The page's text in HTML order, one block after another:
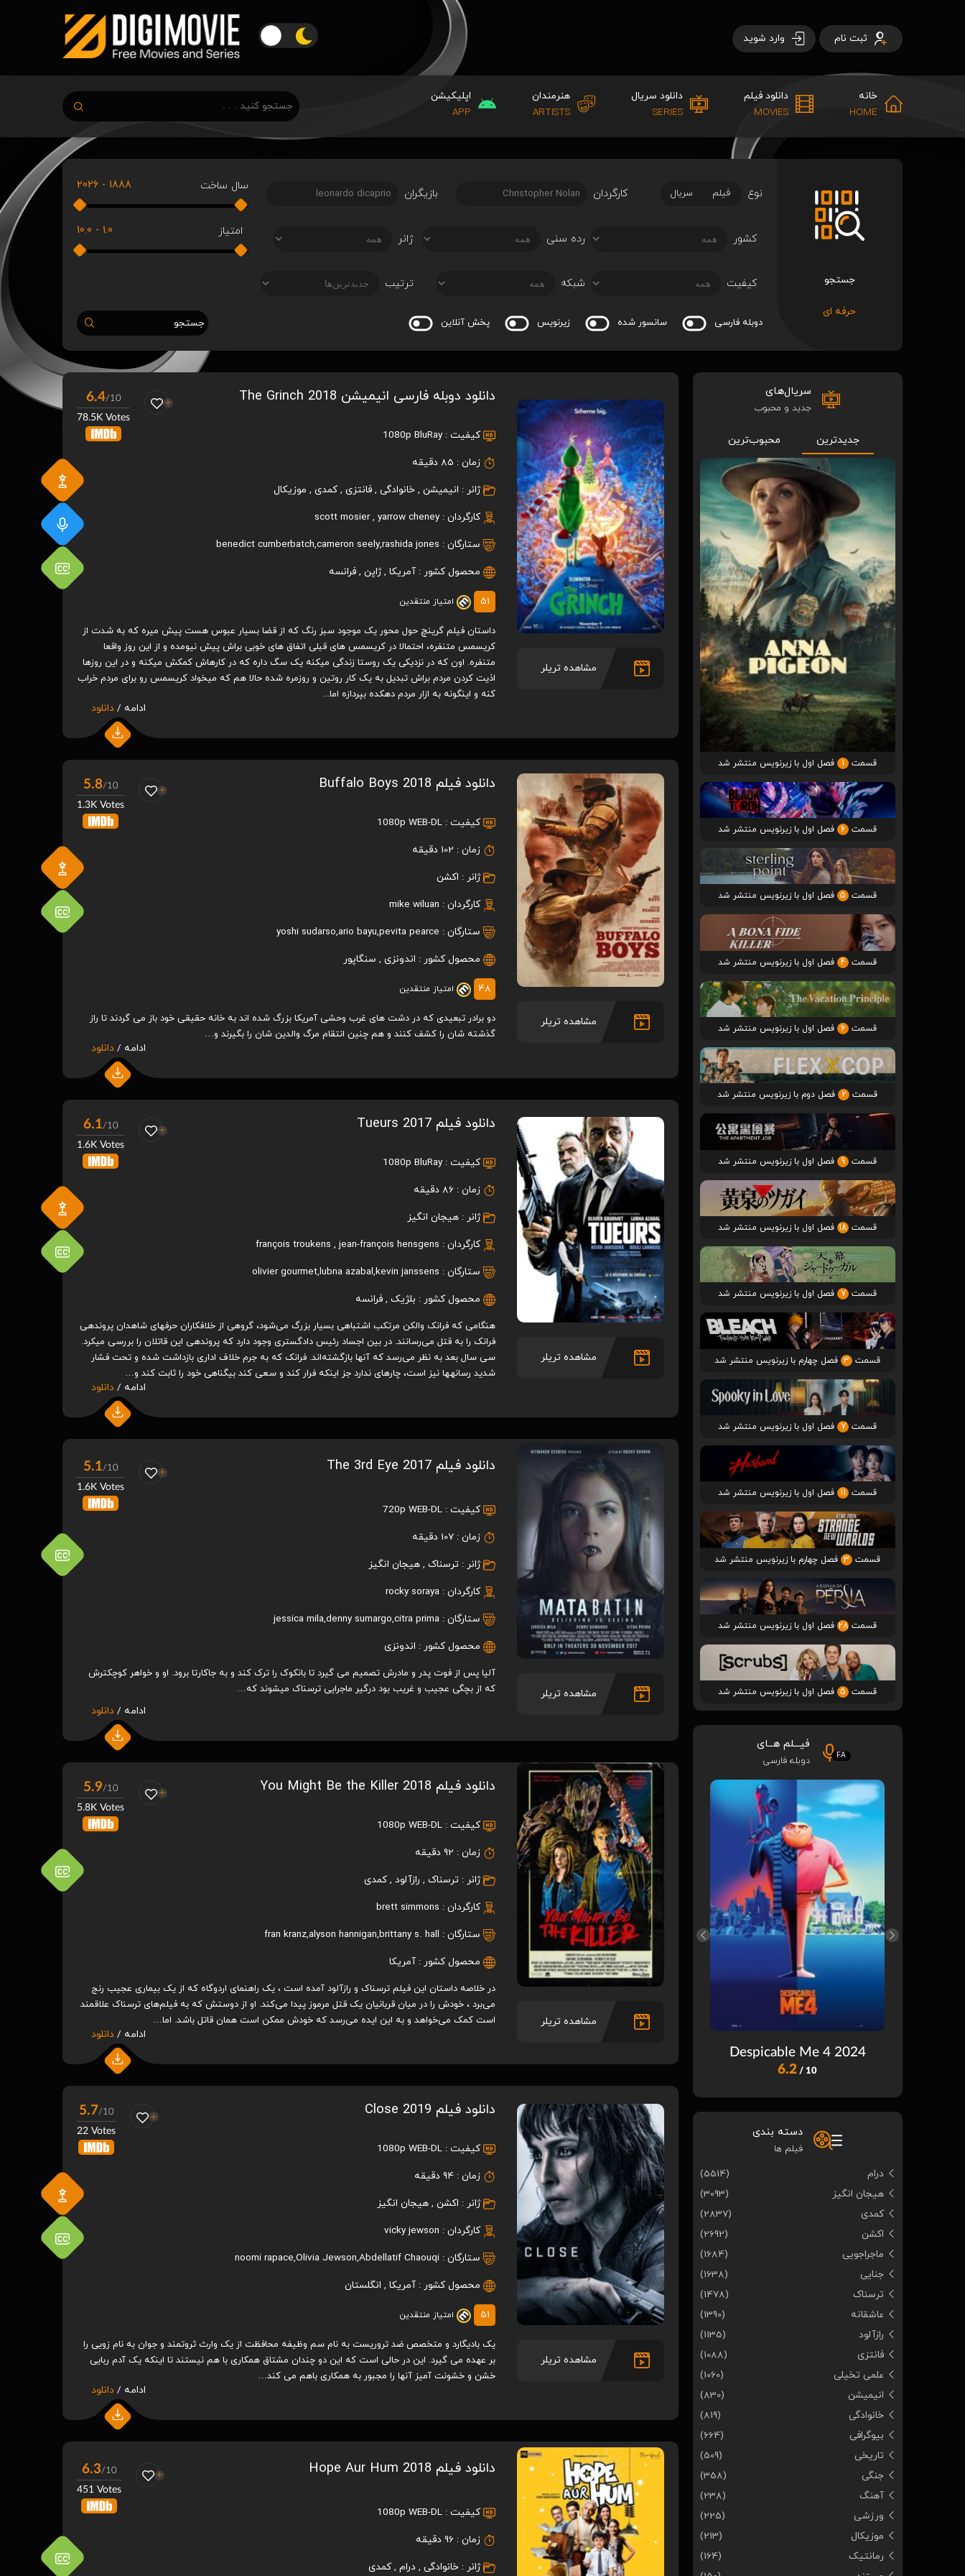
ثبت نام وارد شوید
خانه
HOME
دانلود فیلم
MOVIES
دانلود سریال
SERIES
هنرمندان
ARTISTS
اپلیکیشن
APP
جستجو
حرفه ای
نوع فیلم سریال کارگردان بازیگران
سال ساخت 1888
-
2026
کشور رده سنی ژانر
امتیاز 1.0
-
10.0
کیفیت شبکه ترتیب
دوبله فارسی سانسور شده زیرنویس پخش آنلاین جستجو
مشاهده تریلر
6.4/10
78.5K Votes
دانلود دوبله فارسی انیمیشن The Grinch 2018
کیفیت : 1080p BluRay
زمان : 85 دقیقه
ژانر : انیمیشن, خانوادگی, فانتزی, کمدی, موزیکال
کارگردان :
scott mosier,yarrow cheney
ستارگان :
benedict cumberbatch,cameron seely,rashida jones
محصول کشور : آمریکا, ژاپن, فرانسه
51 امتیاز منتقدین
داستان فیلم گرینچ حول محور یک موجود سبز رنگ که از قضا بسیار عبوس هست پیش میره که به شدت از
کریسمس متنفره، احتمالا در کریسمس های قبلی اتفاق های خوبی براش پیش نیومده و از این روز واقعا
متنفره. اون که در نزدیکی یک روستا زندگی میکنه یک سگ داره که در کارهاش کمکش میکنه و در این روزها
اذیت کردن مردم براش تبدیل به یک کار روتین و روزمره شده حالا هم که میخواد کریسمس رو برای مردم خراب
کنه و اینگونه به ازار مردم دهکده بپردازه اما...
ادامه / دانلود
مشاهده تریلر
5.8/10
1.3K Votes
دانلود فیلم Buffalo Boys 2018
کیفیت : 1080p WEB-DL
زمان : 102 دقیقه
ژانر : اکشن
کارگردان : mike wiluan
ستارگان :
yoshi sudarso,ario bayu,pevita pearce
محصول کشور : اندونزی, سنگاپور
48 امتیاز منتقدین
دو برادر تبعیدی که در دشت های غرب وحشی آمریکا بزرگ شده اند به خانه حقیقی خود باز می گردند تا راز
گذشته شان را کشف کنند و هم چنین انتقام مرگ والدین شان را بگیرند و…
ادامه / دانلود
مشاهده تریلر
6.1/10
1.6K Votes
دانلود فیلم Tueurs 2017
کیفیت : 1080p BluRay
زمان : 86 دقیقه
ژانر : هیجان انگیز
کارگردان :
françois troukens ,jean-françois hensgens
ستارگان :
olivier gourmet,lubna azabal,kevin janssens
محصول کشور : بلژیک, فرانسه
هنگامی که فرانک والکن مرتکب اشتباهی بسیار بزرگ می‌شود، گروهی از خلافکاران حرفه‎ای شاهدان پرونده‎ی
فرانک را به قتل می‌رسانند. در بین اجساد رئیس دادگستری وجود دارد که پرونده‎ی این قاتلان را بررسی می‎کرد.
سی سال بعد به نظر می‌رسد که آنها بازگشته‌اند. فرانک که به جرم خلاف اداری بازداشت شده و تحت فشار
شدید رسانه‎ها نیز است، چاره‎ای ندارد جز اینکه فرار کند و سعی کند بی‎گناهی خود را ثابت کند و…
ادامه / دانلود
مشاهده تریلر
5.1/10
1.6K Votes
دانلود فیلم The 3rd Eye 2017
کیفیت : 720p WEB-DL
زمان : 107 دقیقه
ژانر : ترسناک, هیجان انگیز
کارگردان : rocky soraya
ستارگان :
jessica mila,denny sumargo,citra prima
محصول کشور : اندونزی
آلیا پس از فوت پدر و مادرش تصمیم می گیرد تا بانکوک را ترک کند و به جاکارتا برود. او و خواهر کوچکترش
که از بچگی عجیب و غریب بود درگیر ماجرایی ترسناک میشوند که…
ادامه / دانلود
مشاهده تریلر
5.9/10
5.8K Votes
دانلود فیلم You Might Be the Killer 2018
کیفیت : 1080p WEB-DL
زمان : 92 دقیقه
ژانر : ترسناک, رازآلود, کمدی
کارگردان : brett simmons
ستارگان :
fran kranz,alyson hannigan,brittany s. hall
محصول کشور : آمریکا
در خلاصه داستان این فیلم ترسناک و رازآلود آمده است ، یک راهنمای اردوگاه که از یک بیماری عجیب رنج
می‌برد ، خودش را در میان قربانیان یک قتل مرموز پیدا می‌کند. او از دوستش که به فیلم‌های ترسناک علاقمند
است کمک می‌خواهد و به این ایده می‌رسد که خودش ممکن است همان قاتل باشد. اما…
ادامه / دانلود
مشاهده تریلر
5.7/10
22 Votes
دانلود فیلم Close 2019
کیفیت : 1080p WEB-DL
زمان : 94 دقیقه
ژانر : اکشن, هیجان انگیز
کارگردان : vicky jewson
ستارگان :
noomi rapace,Olivia Jewson,Abdellatif Chaouqi
محصول کشور : آمریکا, انگلستان
51 امتیاز منتقدین
یک بادیگارد و متخصص ضد تروریست به نام سم وظیفه محافظت از یک وارث ثروتمند و جوان به نام زویی را
بر عهده می گیرد. این در حالی است که این دو چندان مشتاق همکاری با هم نیستند تا اینکه یک آدم ربایی
خشن و خشونت آمیز آنها را مجبور به همکاری باهم می کند…
ادامه / دانلود
6.3/10
451 Votes
دانلود فیلم Hope Aur Hum 2018
کیفیت : 1080p WEB-DL
زمان : 96 دقیقه
ژانر : خانوادگی, درام, کمدی
سریال‌های
جدید و محبوب
جدیدترین محبوب‌ترین
قسمت 1 فصل اول با زیرنویس منتشر شد
قسمت 6 فصل اول با زیرنویس منتشر شد
قسمت 5 فصل اول با زیرنویس منتشر شد
قسمت 4 فصل اول با زیرنویس منتشر شد
قسمت 6 فصل اول با زیرنویس منتشر شد
قسمت 2 فصل دوم با زیرنویس منتشر شد
قسمت 9 فصل اول با زیرنویس منتشر شد
قسمت 18فصل اول با زیرنویس منتشر شد
قسمت 7 فصل اول با زیرنویس منتشر شد
قسمت 3 فصل چهارم با زیرنویس منتشر شد
قسمت 7 فصل اول با زیرنویس منتشر شد
قسمت 11 فصل اول با زیرنویس منتشر شد
قسمت 3 فصل چهارم با زیرنویس منتشر شد
قسمت 28فصل اول با زیرنویس منتشر شد
قسمت 5 فصل اول با زیرنویس منتشر شد
FA
فیـــلم هــای
دوبله فارسی
Despicable Me 4 2024
6.2 / 10
2022
7.8/ 10
Verse 2023
8.5/ 10
دسته بندی
فیلم ها
درام
(5514)
هیجان انگیز
(3093)
کمدی
(2837)
اکشن
(2692)
ماجراجویی
(1684)
جنایی
(1638)
ترسناک
(1478)
عاشقانه
(1390)
رازآلود
(1135)
فانتزی
(1088)
علمی تخیلی
(1060)
انیمیشن
(830)
خانوادگی
(819)
بیوگرافی
(664)
تاریخی
(509)
جنگی
(358)
آهنگ
(238)
ورزشی
(225)
موزیکال
(213)
رمانتیک
(164)